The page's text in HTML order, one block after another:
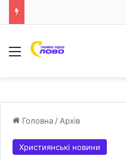
Меню
Головна / Архів
Християнські новини